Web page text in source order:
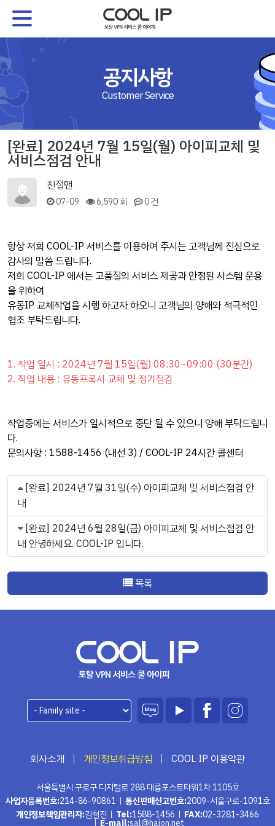
공지사항
Customer Service
[완료] 2024년 7월 15일(월) 아이피교체 및
서비스점검 안내
친절맨
07-09 6,590 회 0 건
항상 저희 COOL-IP 서비스를 이용하여 주시는 고객님께 진심으로
감사의 말씀 드립니다.
저희 COOL-IP 에서는 고품질의 서비스 제공과 안정된 시스템 운용
을 위하여
유동IP 교체작업을 시행 하고자 하오니 고객님의 양해와 적극적인
협조 부탁드립니다.
1. 작업 일시 : 2024년 7월 15일(월) 08:30~09:00 (30분간)
2. 작업 내용 : 유동프록시 교체 및 정기점검
작업중에는 서비스가 일시적으로 중단 될 수 있으니 양해 부탁드립니
다.
문의사항 : 1588-1456 (내선 3) / COOL-IP 24시간 콜센터
[완료] 2024년 7월 31일(수) 아이피교체 및 서비스점검 안
내
[완료] 2024년 6월 28일(금) 아이피교체 및 서비스점검 안
내 안녕하세요. COOL-IP 입니다.
목록
회사소개 개인정보취급방침 COOL IP 이용약관
서울특별시 구로구 디지털로 288 대륭포스트타워1차 1105호
사업자등록번호:214-86-90861 통신판매신고번호:2009-서울구로-1091호
개인정보책임관리자:김철진 Tel:1588-1456 FAX:02-3281-3466
E-mail:sal@haion.net